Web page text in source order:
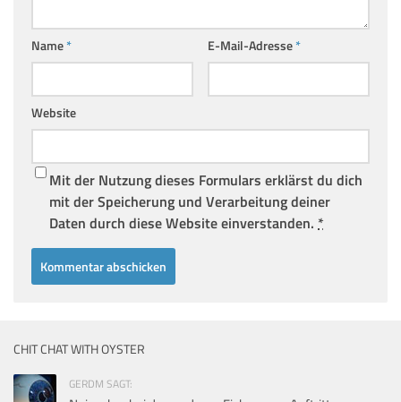
Name* E-Mail-Adresse*
Website
Mit der Nutzung dieses Formulars erklärst du dich
mit der Speicherung und Verarbeitung deiner
Daten durch diese Website einverstanden. *
CHIT CHAT WITH OYSTER
GERDM SAGT: